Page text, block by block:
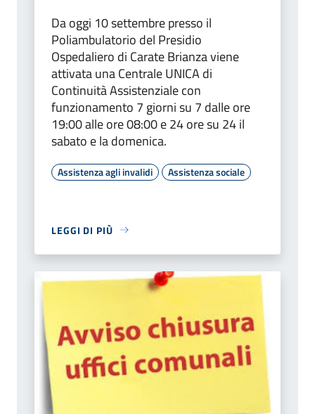
Da oggi 10 settembre presso il
Poliambulatorio del Presidio
Ospedaliero di Carate Brianza viene
attivata una Centrale UNICA di
Continuità Assistenziale con
funzionamento 7 giorni su 7 dalle ore
19:00 alle ore 08:00 e 24 ore su 24 il
sabato e la domenica.
Assistenza agli invalidi Assistenza sociale
LEGGI DI PIÙ